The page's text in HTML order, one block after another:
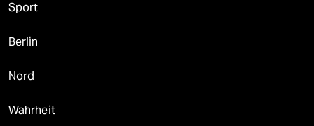
Sport
Berlin
Nord
Wahrheit